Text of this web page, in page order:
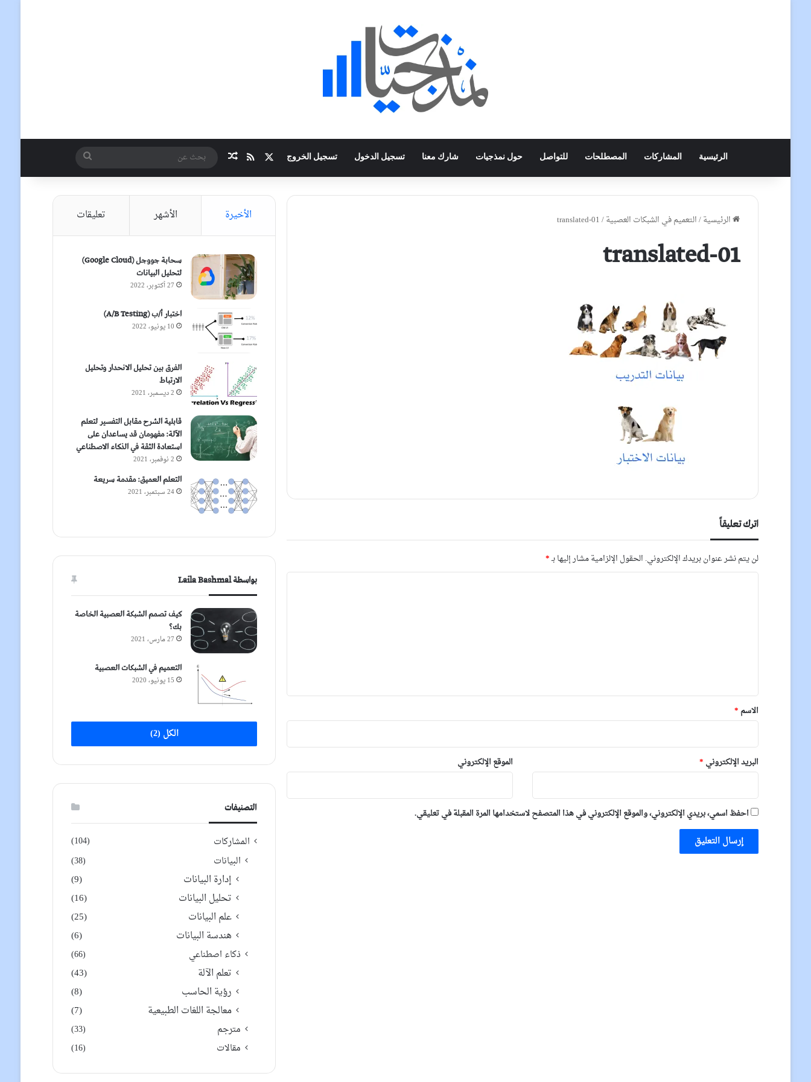
الرئيسية المشاركات المصطلحات للتواصل حول نمذجيات شارك معنا تسجيل الدخول تسجيل الخروج ملخص الموقع RSS
مقال عشوائي
عن
الرئيسية/التعميم في الشبكات العصبية/
translated-01
translated-01
اترك تعليقاً
لن يتم نشر عنوان بريدك الإلكتروني. الحقول الإلزامية مشار إليها بـ*
*
الاسم *
البريد الإلكتروني * الموقع الإلكتروني
احفظ اسمي، بريدي الإلكتروني، والموقع الإلكتروني في هذا المتصفح لاستخدامها المرة المقبلة في تعليقي.
الأخيرة الأشهر تعليقات
سحابة جووجل (Google Cloud)
لتحليل البيانات
27 أكتوبر، 2022
اختبار أ/ب (A/B Testing)
10 يونيو، 2022
الفرق بين تحليل الانحدار وتحليل
الارتباط
2 ديسمبر، 2021
قابلية الشرح مقابل التفسير لتعلم
الآلة: مفهومان قد يساعدان على
استعادة الثقة في الذكاء الاصطناعي
2 نوفمبر، 2021
التعلم العميق: مقدمة سريعة
24 سبتمبر، 2021
بواسطة Laila Bashmal
كيف تصمم الشبكة العصبية الخاصة
بك؟
27 مارس، 2021
التعميم في الشبكات العصبية
15 يونيو، 2020
الكل (2)
التصنيفات
المشاركات (104)
البيانات (38)
إدارة البيانات
(9)
تحليل البيانات
(16)
علم البيانات
(25)
هندسة البيانات
(6)
ذكاء اصطناعي (66)
تعلم الآلة
(43)
رؤية الحاسب
(8)
معالجة اللغات الطبيعية
(7)
مترجم
(33)
مقالات
(16)